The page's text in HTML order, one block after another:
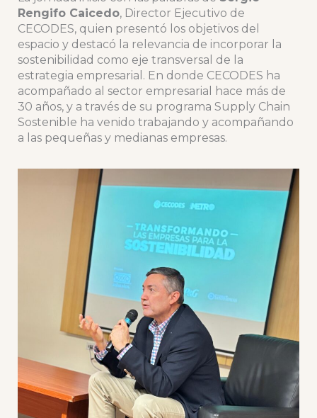
Rengifo Caicedo, Director Ejecutivo de
CECODES, quien presentó los objetivos del
espacio y destacó la relevancia de incorporar la
sostenibilidad como eje transversal de la
estrategia empresarial. En donde CECODES ha
acompañado al sector empresarial hace más de
30 años, y a través de su programa Supply Chain
Sostenible ha venido trabajando y acompañando
a las pequeñas y medianas empresas.